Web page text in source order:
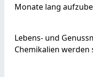
Monate lang
Lebens- und
Chemikalien